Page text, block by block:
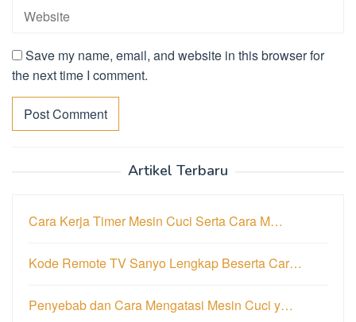
Save my name, email, and website in this browser for
the next time I comment.
Artikel Terbaru
Cara Kerja Timer Mesin Cuci Serta Cara M…
Kode Remote TV Sanyo Lengkap Beserta Car…
Penyebab dan Cara Mengatasi Mesin Cuci y…